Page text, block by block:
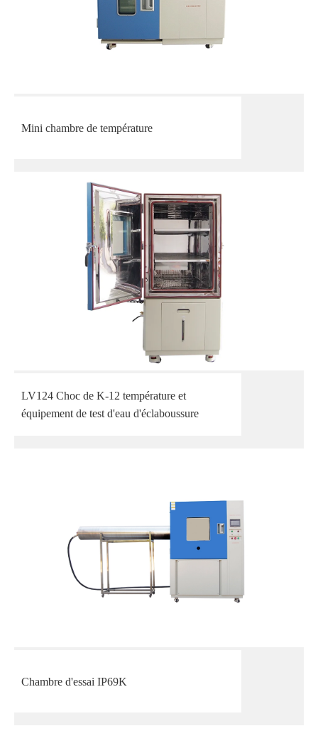
Mini chambre de température
LV124 Choc de K-12 température et
équipement de test d'eau d'éclaboussure
Chambre d'essai IP69K